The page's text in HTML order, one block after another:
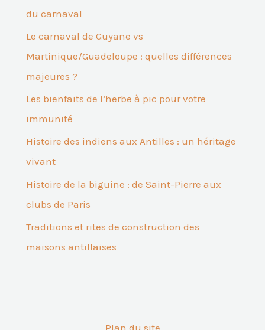
du carnaval
Le carnaval de Guyane vs
Martinique/Guadeloupe : quelles différences
majeures ?
Les bienfaits de l’herbe à pic pour votre
immunité
Histoire des indiens aux Antilles : un héritage
vivant
Histoire de la biguine : de Saint-Pierre aux
clubs de Paris
Traditions et rites de construction des
maisons antillaises